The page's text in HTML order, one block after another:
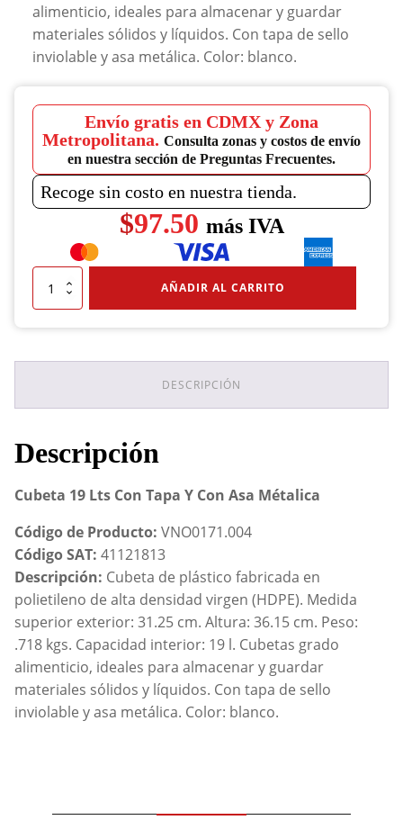
alimenticio, ideales para almacenar y guardar
materiales sólidos y líquidos. Con tapa de sello
inviolable y asa metálica. Color: blanco.
Envío gratis en CDMX y Zona
Metropolitana. Consulta zonas y costos de envío
en nuestra sección de Preguntas Frecuentes.
Recoge sin costo en nuestra tienda.
$97.50 más IVA
Cubeta
Con
AÑADIR AL CARRITO
DESCRIPCIÓN
Descripción
Cubeta 19 Lts Con Tapa Y Con Asa Métalica
Código de Producto: VNO0171.004
Código SAT: 41121813
Descripción: Cubeta de plástico fabricada en
polietileno de alta densidad virgen (HDPE). Medida
superior exterior: 31.25 cm. Altura: 36.15 cm. Peso:
.718 kgs. Capacidad interior: 19 l. Cubetas grado
alimenticio, ideales para almacenar y guardar
materiales sólidos y líquidos. Con tapa de sello
inviolable y asa metálica. Color: blanco.